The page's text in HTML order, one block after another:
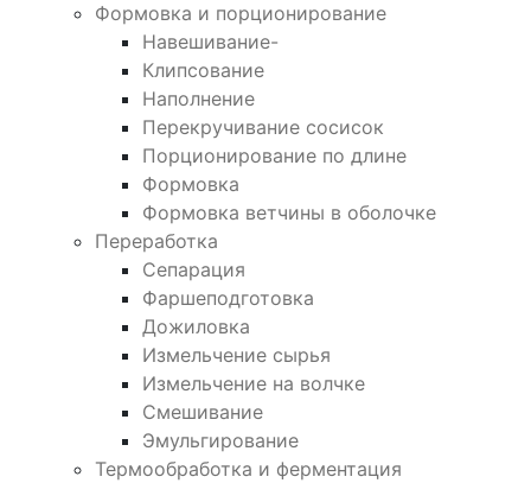
Формовка и порционирование
Навешивание-
Клипсование
Наполнение
Перекручивание сосисок
Порционирование по длине
Формовка
Формовка ветчины в оболочке
Переработка
Сепарация
Фаршеподготовка
Дожиловка
Измельчение сырья
Измельчение на волчке
Смешивание
Эмульгирование
Термообработка и ферментация